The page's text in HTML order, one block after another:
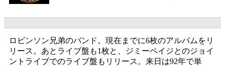
ロビンソン兄弟のバンド。現在までに6枚のアルバムをリ
リース。あとライブ盤も1枚と、ジミーペイジとのジョイ
ントライブでのライブ盤もリリース。来日は92年で単